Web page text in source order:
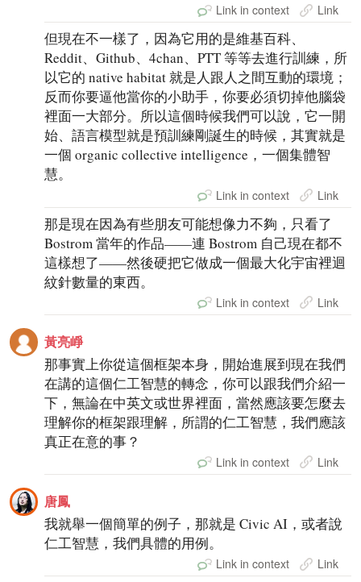
Link in context Link
但現在不一樣了，因為它用的是維基百科、
Reddit、Github、4chan、PTT 等等去進行訓練，所
以它的 native habitat 就是人跟人之間互動的環境；
反而你要逼他當你的小助手，你要必須切掉他腦袋
裡面一大部分。所以這個時候我們可以說，它一開
始、語言模型就是預訓練剛誕生的時候，其實就是
一個 organic collective intelligence，一個集體智
慧。
Link in context Link
那是現在因為有些朋友可能想像力不夠，只看了
Bostrom 當年的作品——連 Bostrom 自己現在都不
這樣想了——然後硬把它做成一個最大化宇宙裡迴
紋針數量的東西。
Link in context Link
黃亮崢
那事實上你從這個框架本身，開始進展到現在我們
在講的這個仁工智慧的轉念，你可以跟我們介紹一
下，無論在中英文或世界裡面，當然應該要怎麼去
理解你的框架跟理解，所謂的仁工智慧，我們應該
真正在意的事？
Link in context Link
唐鳳
我就舉一個簡單的例子，那就是 Civic AI，或者說
仁工智慧，我們具體的用例。
Link in context Link